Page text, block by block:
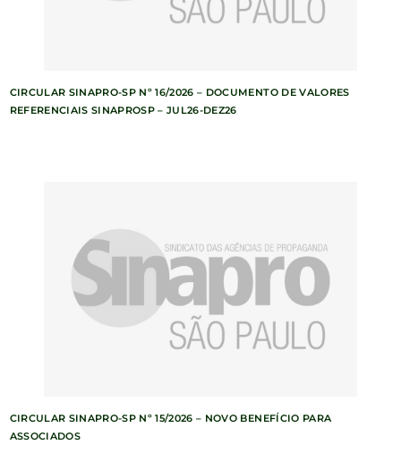
CIRCULAR SINAPRO-SP Nº 16/2026 – DOCUMENTO DE VALORES
REFERENCIAIS SINAPROSP – JUL26-DEZ26
CIRCULAR SINAPRO-SP Nº 15/2026 – NOVO BENEFÍCIO PARA
ASSOCIADOS